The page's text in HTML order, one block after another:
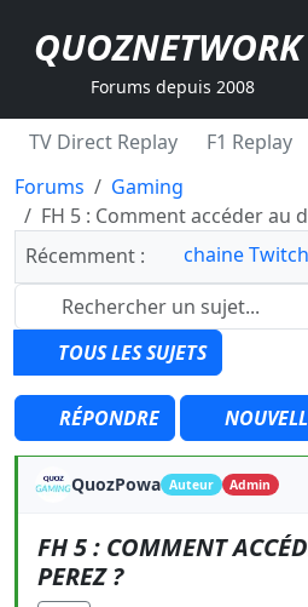
QUOZNETWORK
Forums depuis 2008
TV Direct Replay F1 Replay
Forums
Gaming
FH 5 : Comment accéder au
Récemment :
chaine
TOUS LES SUJETS
RÉPONDRE
QuozPowa Auteur Admin
FH 5 : COMMENT
PEREZ ?